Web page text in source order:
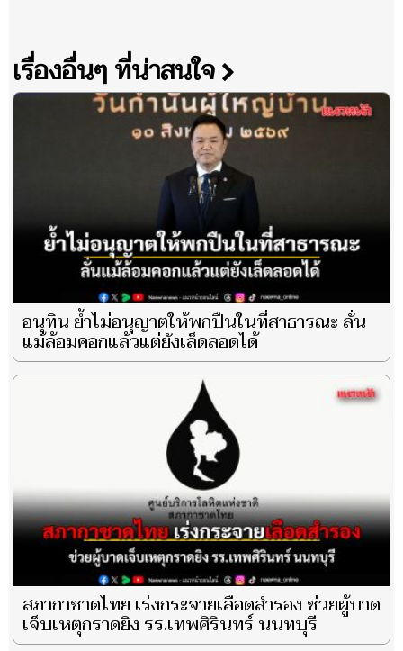
เรื่องอื่นๆ ที่น่าสนใจ
อนุทิน ย้ำไม่อนุญาตให้พกปืนในที่สาธารณะ ลั่น
แม้ล้อมคอกแล้วแต่ยังเล็ดลอดได้
สภากาชาดไทย เร่งกระจายเลือดสำรอง ช่วยผู้บาด
เจ็บเหตุกราดยิง รร.เทพศิรินทร์ นนทบุรี